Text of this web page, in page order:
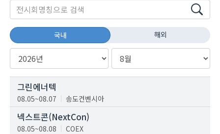
국내 해외
그린에너텍
08.05~08.07 송도컨벤시아
넥스트콘(NextCon)
08.05~08.08 COEX